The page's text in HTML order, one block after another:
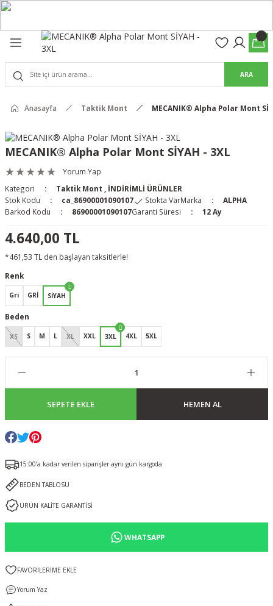
Pro Pantolon
Pantolon
& Kalkanlar
Well) ve Arka Kabzalar
ARA
Anasayfa Taktik Mont MECANIK® Alpha Polar Mont
MECANIK® Alpha Polar Mont SİYAH - 3XL
Yorum Yap
Kategori
Taktik Mont
İNDİRİMLİ ÜRÜNLER
Stok Kodu
ca_86900001090107 Stokta VarMarka
ALPHA
Barkod Kodu
86900001090107Garanti Süresi 12 Ay
4.640,00 TL
*461,53 TL den başlayan taksitlerle!
Renk
Gri GRİ SİYAH
Beden
XS S M L XL XXL 3XL 4XL 5XL
SEPETE EKLE HEMEN AL
15:00’a kadar verilen siparişler aynı gün kargoda
BEDEN TABLOSU
ÜRÜN KALİTE GARANTİSİ
WHATSAPP
Yorum Yaz